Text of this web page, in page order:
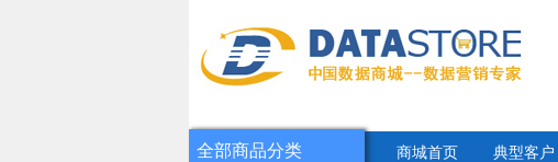
商城首页 典型客户
全部商品分类